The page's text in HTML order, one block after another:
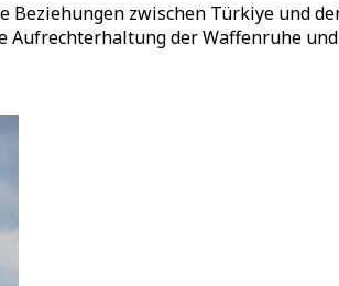
Beziehungen zwischen Türkiye und
der Waffenruhe